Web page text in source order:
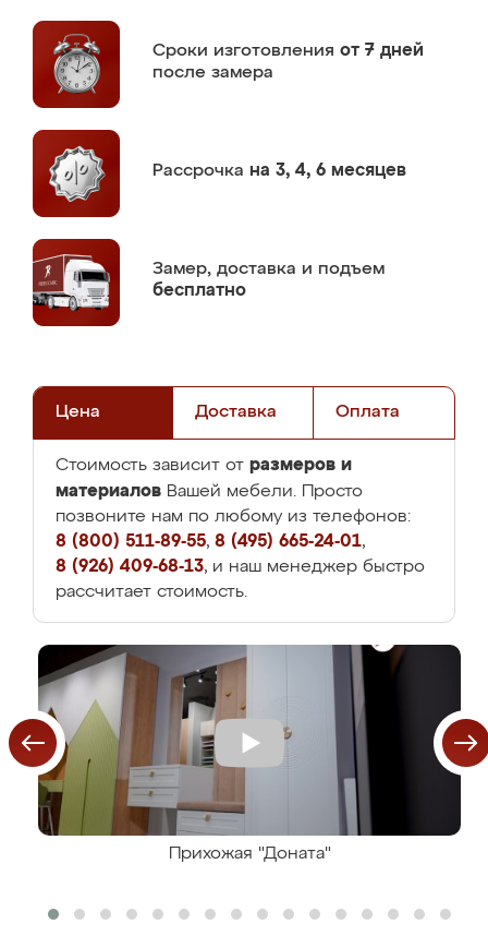
Сроки изготовления от 7 дней
после замера
Рассрочка на 3, 4, 6 месяцев
Замер, доставка и подъем
бесплатно
Цена Доставка Оплата
Стоимость зависит от размеров и
материалов Вашей мебели. Просто
позвоните нам по любому из телефонов:
8 (800) 511-89-55, 8 (495) 665-24-01,
8 (926) 409-68-13, и наш менеджер быстро
рассчитает стоимость.
Прихожая "Доната"